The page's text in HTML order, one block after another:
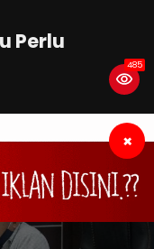
Perlu
485
×